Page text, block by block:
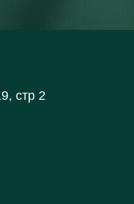
стр 2